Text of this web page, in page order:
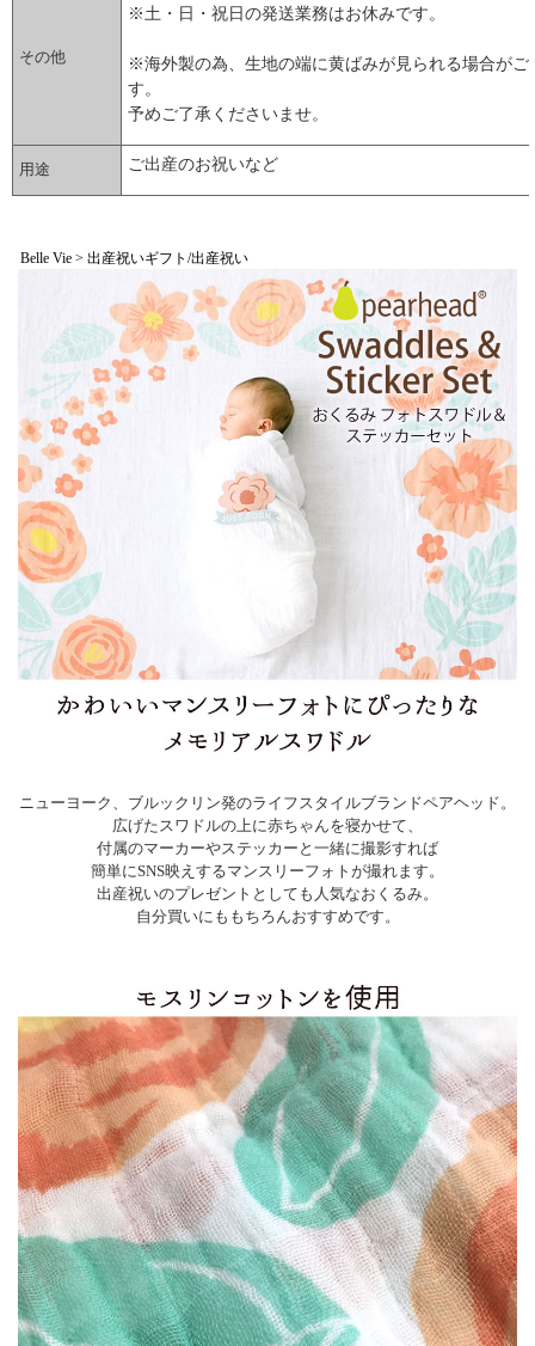
その他
※土・日・祝日の発送業務はお休みです。
※海外製の為、生地の端に黄ばみが見られる場合がご
す。
予めご了承くださいませ。
用途 ご出産のお祝いなど
Belle Vie > 出産祝いギフト/出産祝い
ニューヨーク、ブルックリン発のライフスタイルブランドペアヘッド。
広げたスワドルの上に赤ちゃんを寝かせて、
付属のマーカーやステッカーと一緒に撮影すれば
簡単にSNS映えするマンスリーフォトが撮れます。
出産祝いのプレゼントとしても人気なおくるみ。
自分買いにももちろんおすすめです。